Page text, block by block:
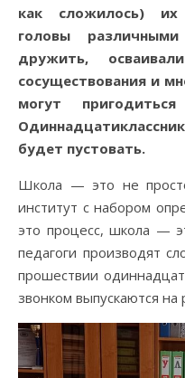
как сложилось) их
головы
дружить,
сосуществования и
могут
будет пустовать.
Школа — это не
институт с набором
это процесс, школа —
педагоги производят
прошествии
звонком выпускаются